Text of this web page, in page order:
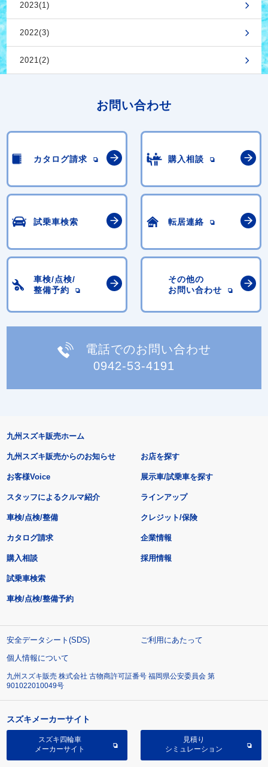
2023(1)
2022(3)
2021(2)
お問い合わせ
カタログ請求 購入相談
試乗車検索 転居連絡
車検/点検/
整備予約
その他の
お問い合わせ
電話でのお問い合わせ
0942-53-4191
九州スズキ販売ホーム
九州スズキ販売からのお知らせ
お客様Voice
スタッフによるクルマ紹介
お店を探す
展示車/試乗車を探す
ラインアップ
車検/点検/整備 クレジット/保険
カタログ請求
購入相談
試乗車検索
車検/点検/整備予約
企業情報
採用情報
安全データシート(SDS)
ご利用にあたって
個人情報について
九州スズキ販売 株式会社 古物商許可証番号 福岡県公安委員会 第
901022010049号
スズキメーカーサイト
スズキ四輪車
メーカーサイト
見積り
シミュレーション